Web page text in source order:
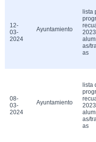
12-
03-
2024
Ayuntamiento
lista
as/
as
08-
03-
2024
Ayuntamiento
lista
as/
as